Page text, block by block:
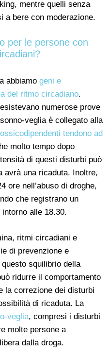
mentre quelli senza
a bere con moderazione.
per le persone con
abbiamo geni e
del ritmo circadiano.
numerose prove
veglia è collegato alla
tendono ad
molto tempo dopo
di questi disturbi può
avrà una ricaduta. Inoltre,
ore nell’abuso di droghe,
che registrano un
alle 18.30.
ritmi circadiani e
di prevenzione e
squilibrio della
ridurre il comportamento
la correzione dei disturbi
di ricaduta. La
veglia, compresi i disturbi
molte persone a
dalla droga.